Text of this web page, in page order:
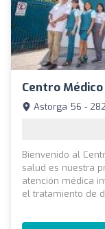
Centro Médico
Astorga 56 -
Bienvenido al
salud es nuestra
atención médica
el tratamiento de